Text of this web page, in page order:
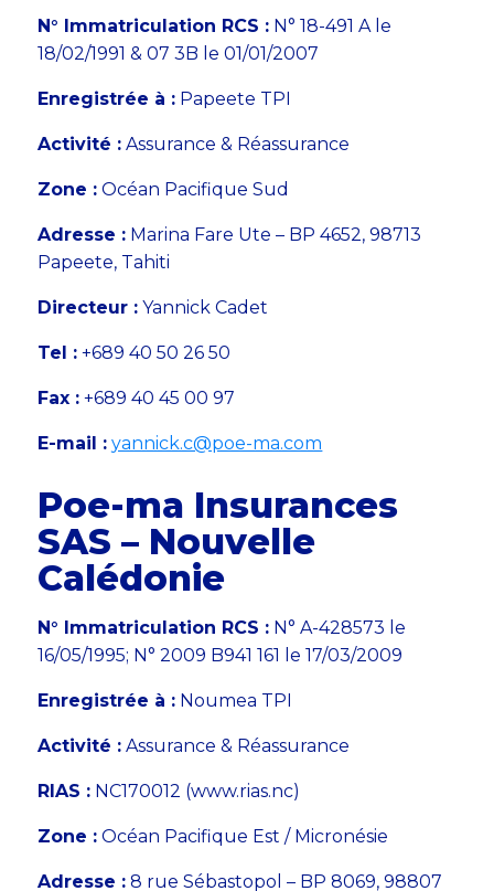
N° Immatriculation RCS : N° 18-491 A le
18/02/1991 & 07 3B le 01/01/2007
Enregistrée à : Papeete TPI
Activité : Assurance & Réassurance
Zone : Océan Pacifique Sud
Adresse : Marina Fare Ute – BP 4652, 98713
Papeete, Tahiti
Directeur : Yannick Cadet
Tel : +689 40 50 26 50
Fax : +689 40 45 00 97
E-mail : yannick.c@poe-ma.com
Poe-ma Insurances
SAS – Nouvelle
Calédonie
N° Immatriculation RCS : N° A-428573 le
16/05/1995; N° 2009 B941 161 le 17/03/2009
Enregistrée à : Noumea TPI
Activité : Assurance & Réassurance
RIAS : NC170012 (www.rias.nc)
Zone : Océan Pacifique Est / Micronésie
Adresse : 8 rue Sébastopol – BP 8069, 98807